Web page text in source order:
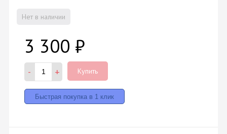
Нет в наличии
3 300 ₽
- + Купить